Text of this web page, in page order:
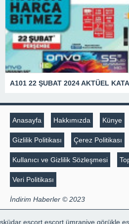
A101 22 ŞUBAT 2024 AKTÜEL
Anasayfa Hakkımızda Künye
Gizlilik Politikası Çerez Politikası
Kullanıcı ve Gizlilik Sözleşmesi
Veri Politikası
İndirim Haberler © 2023
sküdar escort escort ümraniye görükle